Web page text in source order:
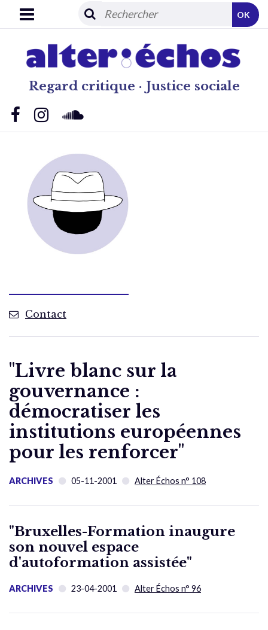
Regard critique · Justice sociale
OK
Contact
"Livre blanc sur la
gouvernance :
démocratiser les
institutions européennes
pour les renforcer"
ARCHIVES 05-11-2001 Alter Échos n° 108
"Bruxelles-Formation inaugure
son nouvel espace
d'autoformation assistée"
ARCHIVES 23-04-2001 Alter Échos n° 96